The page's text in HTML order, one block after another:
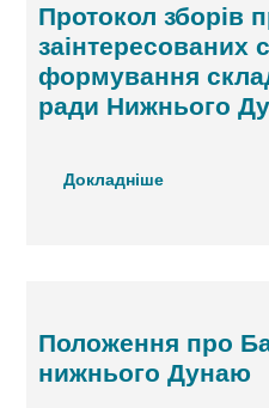
Протокол зборів
заінтересованих
формування
ради Нижнього
Докладніше
Положення про
нижнього Дунаю